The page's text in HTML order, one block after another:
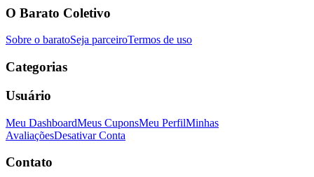
O Barato Coletivo
Sobre o baratoSeja parceiroTermos de uso
Categorias
Usuário
Meu DashboardMeus CuponsMeu PerfilMinhas
AvaliaçõesDesativar Conta
Contato